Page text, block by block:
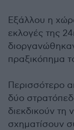
Εξάλλου η
εκλογές της
πραξικόπημα
Περισσότερο
δύο
διεκδικούν τη
σχηματίσουν